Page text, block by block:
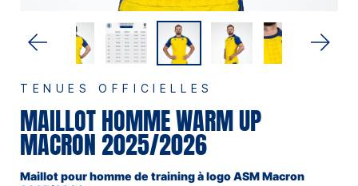
TENUES OFFICIELLES
MAILLOT HOMME WARM UP
MACRON 2025/2026
Maillot pour homme de training à logo ASM Macron